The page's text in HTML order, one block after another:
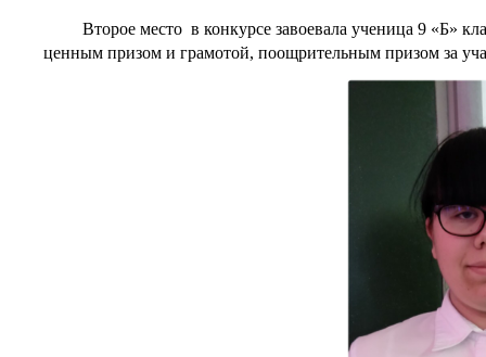
Второе место в конкурсе завоевала ученица 9 «Б»
ценным призом и грамотой, поощрительным призом за